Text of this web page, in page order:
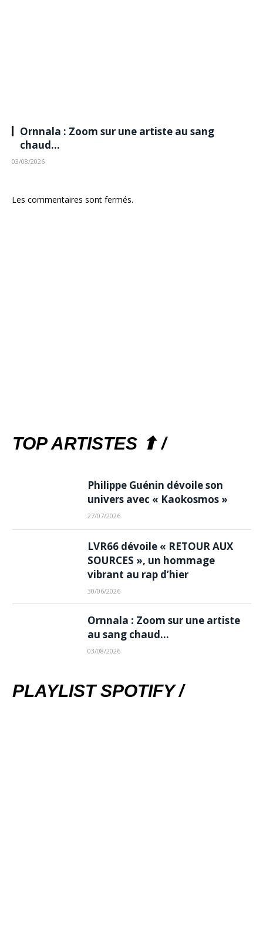
Ornnala : Zoom sur une artiste au sang
chaud…
03/08/2026
Les commentaires sont fermés.
TOP ARTISTES ⬆ /
Philippe Guénin dévoile son
univers avec « Kaokosmos »
27/07/2026
LVR66 dévoile « RETOUR AUX
SOURCES », un hommage
vibrant au rap d’hier
30/06/2026
Ornnala : Zoom sur une artiste
au sang chaud…
03/08/2026
PLAYLIST SPOTIFY /